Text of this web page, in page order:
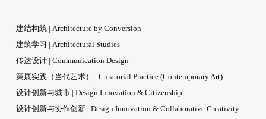
建结构筑 | Architecture by Conversion
建筑学习 | Architectural Studies
传达设计 | Communication Design
策展实践（当代艺术） | Curatorial Practice (Contemporary Art)
设计创新与城市 | Design Innovation & Citizenship
设计创新与协作创新 | Design Innovation & Collaborative Creativity